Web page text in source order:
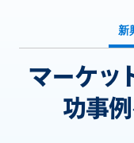
新
マーケッ
功事